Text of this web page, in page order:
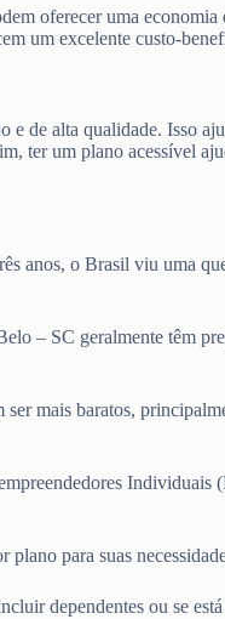
oferecer uma
um excelente custo-
de alta qualidade. Isso
ter um plano acessível
anos, o Brasil viu uma
– SC geralmente têm
mais baratos,
Individuais
para suas
dependentes ou se